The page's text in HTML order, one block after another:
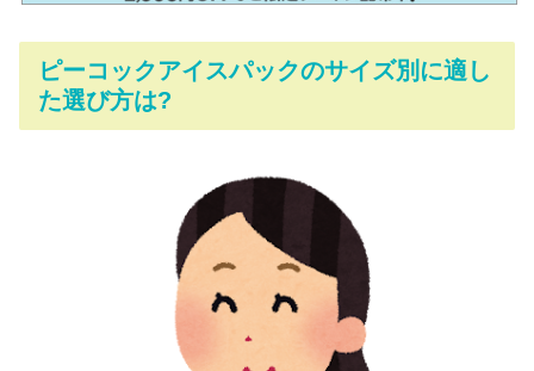
ピーコックアイスパックのサイズ別に適し
た選び方は?